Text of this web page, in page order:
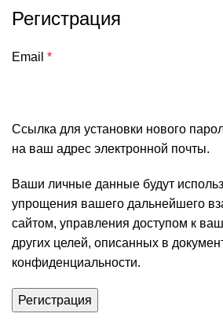
Регистрация
Email *
Ссылка для установки нового
​​на ваш адрес электронной почты.
Ваши личные данные будут
упрощения вашего дальнейшего
сайтом, управления доступом к
других целей, описанных в
конфиденциальности.
Регистрация